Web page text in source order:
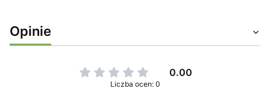
Opinie
0.00
Liczba ocen: 0